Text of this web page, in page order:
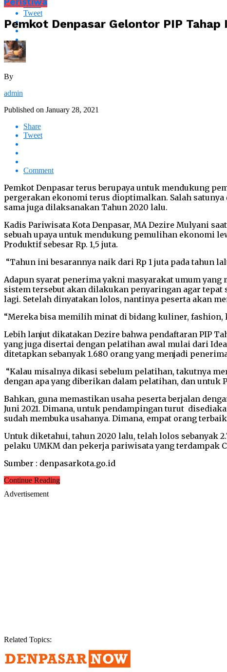
Share
Tweet
Pemkot Denpasar Gelontor PIP
By
admin
Published on January 28, 2021
Share
Tweet
Comment
Pemkot Denpasar terus berupaya untuk mendukung
pergerakan ekonomi terus dioptimalkan. Salah
sama juga dilaksanakan Tahun 2020 lalu.
Kadis Pariwisata Kota Denpasar, MA Dezire Mulyani
sebuah upaya untuk mendukung pemulihan ekonomi
Produktif sebesar Rp. 1,5 juta.
“Tahun ini besarannya naik dari Rp 1 juta pada tahun
Adapun syarat penerima yakni masyarakat umum
sistem tersebut akan dilakukan penyaringan agar
lagi. Setelah dinyatakan lolos, nantinya peserta akan
“Mereka bisa memilih minat di bidang kuliner, fashion,
Lebih lanjut dikatakan Dezire bahwa pendaftaran PIP
yang juga disertai dengan pelatihan awal mulai dari
ditetapkan sebanyak 1.680 orang yang menjadi
“Kalau misalnya dikasi sebelum pelatihan, takutnya
dengan apa yang diberikan dalam pelatihan, dan untuk
Bahkan, guna memastikan usaha peserta berjalan
Juni 2021. Dimana, untuk pendampingan turut
sudah membuka usahanya. Dimana, empat orang
Untuk diketahui, tahun 2020 lalu, telah lolos
pelaku UMKM dan pekerja pariwisata yang terdampak
Sumber : denpasarkota.go.id
Continue Reading
Advertisement
Related Topics: